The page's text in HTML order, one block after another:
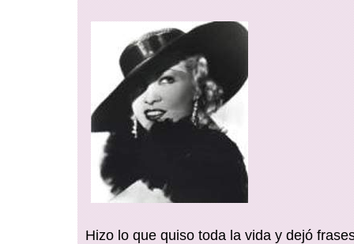
Hizo lo que quiso toda la vida y dejó